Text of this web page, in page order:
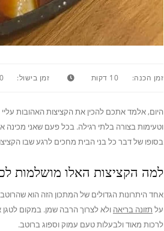
זמן הכנה: 10 דקות זמן בישול:
היום, אלמד אתכם להכין את הקציצות האהובות
וטעימות בצורה בלתי רגילה. בכל פעם שאני מכינה
בסופו של דבר כל בני הבית מחכים לרגע שבו
למה הקציצות האלו מושלמות
אחד היתרונות הגדולים של המתכון הזה הוא
על תזונה בריאה ולא לצרוך הרבה שמן. במקום
לרכות מאוד ולבעלות טעם עמוק וספוג ברוטב.